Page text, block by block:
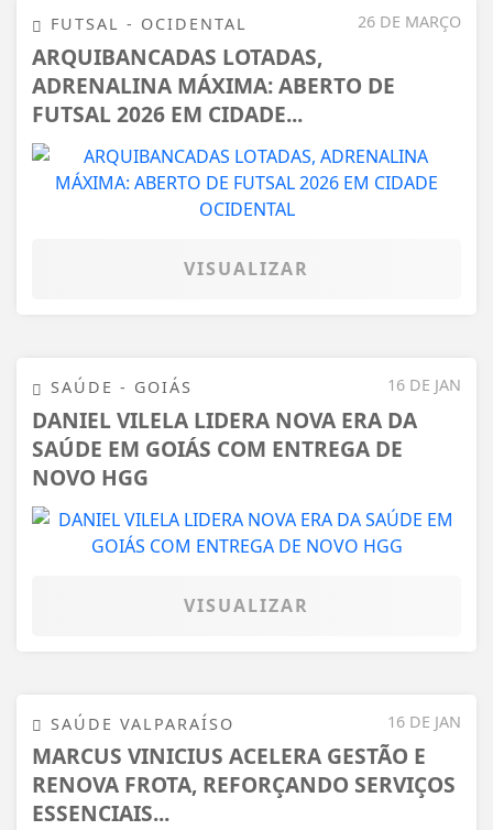
26 DE MARÇO
FUTSAL - OCIDENTAL
ARQUIBANCADAS LOTADAS,
ADRENALINA MÁXIMA: ABERTO DE
FUTSAL 2026 EM CIDADE...
VISUALIZAR
16 DE JAN
SAÚDE - GOIÁS
DANIEL VILELA LIDERA NOVA ERA DA
SAÚDE EM GOIÁS COM ENTREGA DE
NOVO HGG
VISUALIZAR
16 DE JAN
SAÚDE VALPARAÍSO
MARCUS VINICIUS ACELERA GESTÃO E
RENOVA FROTA, REFORÇANDO SERVIÇOS
ESSENCIAIS...